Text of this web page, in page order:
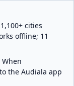
cities
offline; 11
the Audiala app